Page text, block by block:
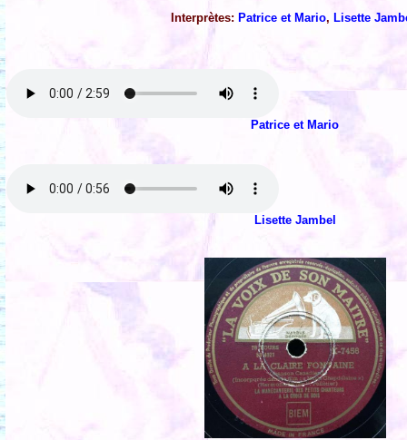
Interprètes:Patrice et Mario,Lisette
Patrice et Mario
Lisette Jambel